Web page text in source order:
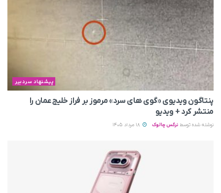
پیشنهاد سردبیر
پنتاگون ویدیوی «گوی های سرد» مرموز بر فراز خلیج عمان را
منتشر کرد + ویدیو
نوشته شده توسط نرگس چالوک